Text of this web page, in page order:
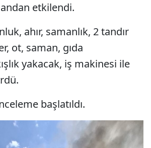
etkilendi.
ahır, samanlık, 2 tandır
ot, saman, gıda
yakacak, iş makinesi ile
başlatıldı.